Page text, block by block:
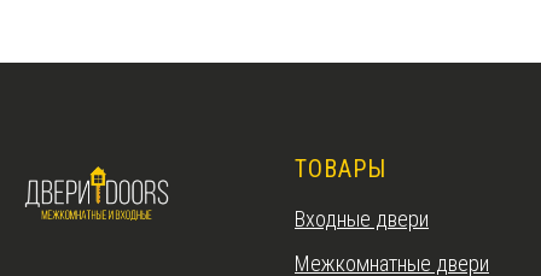
ТОВАРЫ
Входные двери
Межкомнатные двери